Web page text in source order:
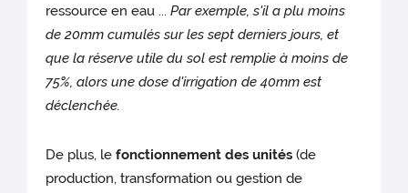
ressource en eau ...Par exemple, s'il a plu moins
de 20mm cumulés sur les sept derniers jours, et
que la réserve utile du sol est remplie à moins de
75%, alors une dose d'irrigation de 40mm est
déclenchée.
De plus, le fonctionnement des unités (de
production, transformation ou gestion de